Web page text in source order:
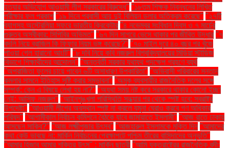
হত্যার অভিযোগ আওয়ামী লীগ সরকারের বিরুদ্ধে" "১৮তম শিক্ষক নিবন্ধনের লিখিত
পরীক্ষার ফল প্রকাশ "১৯ দিনে প্রবাসী আয় দুই বিলিয়ন ডলার অতিক্রম করেছে" "২৭টি
ব্যাগসহ অস্ট্রেলিয়া সফরে ভারতীয় ক্রিকেটার "৪ নভেম্বর সংবিধান দিবস ও ৭ মার্চের
গুরুত্ব অস্বীকার: সিপিবির অভিমত" "৬৭ দিন সাগরে ভেসে থাকার পর জীবিত উদ্ধার "৭
বদলি নিয়ে ব্রাজিল কি ফিফার নিয়ম ভঙ্গ করেছে?" "৭০ মাইল দূরে ৪০ বছর পর খুঁজে
পাওয়া গেল হারানো আংটি" "৮ দবি নিয়ে কবি নজরুল বিশ্ববিদ্যালয়ের মিডিয়া স্টাডিজ
বিভাগে শিক্ষার্থীদের আন্দোলন" "অন্তর্বর্তী সরকার যথাযথ পদক্ষেপ গ্রহণে ব্যর্থ
"অপরাজিতা ফুলের চায়ে পাবেন ৬টি অসাধারণ উপকারিতা" "অভিবাসী পরিবারের সন্তান
কমলার সামনে ইতিহাস সৃষ্টি করার সম্ভাবনা" "অমুক ব্যবসায়ীর রাজনৈতিক দলের সঙ্গে
সম্পর্ক: কেন এ বিষয়ে লেখা হয় না?" "অযথা সময় নষ্ট করে সরকারে থাকার কোনো ইচ্ছা
নেই: আসিফ নজরুল" "আইনশৃঙ্খলা পরিস্থিতি সন্ধ্যার পর থেকে স্পষ্ট হবে: স্বরাষ্ট্র
উপদেষ্টা" "আওয়ামী লীগের অবস্থান স্পষ্ট না করলে যমুনা ঘেরাও করবে গণ অধিকার
পরিষদ" "আগামীকাল নির্বাচন কমিশনে বৈঠকে যাবে জামায়াতে ইসলামী" "আজ রাতে ঢাকায়
আসছেন সাকিব?" "আজ লক্ষ্মীপূজার উৎসব" "আজহারুল ইসলামকে মুক্তি দিন "আমাদের
কথা কেউ ভাবছে না: মার্কিন নির্বাচনের প্রেক্ষাপটে পশ্চিম তীরের বাসিন্দাদের অনুভূতি"
"আমার হিজাব আমার শক্তির উৎস" : মার্কিন ছাত্রী "আমি যুক্তরাষ্ট্রের রাজনৈতিক বন্দী: